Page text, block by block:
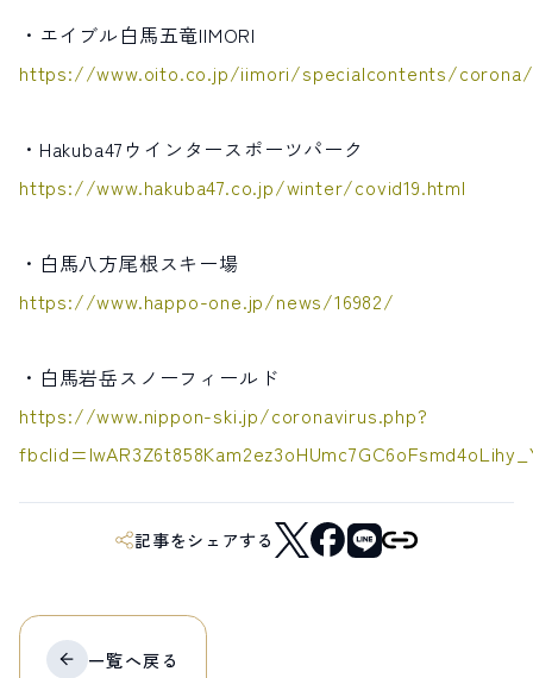
・エイブル白馬五竜IIMORI
https://www.oito.co.jp/iimori/specialcontents/corona/
・Hakuba47ウインタースポーツパーク
https://www.hakuba47.co.jp/winter/covid19.html
・白馬八方尾根スキー場
https://www.happo-one.jp/news/16982/
・白馬岩岳スノーフィールド
https://www.nippon-ski.jp/coronavirus.php?
記事をシェアする
一覧へ戻る